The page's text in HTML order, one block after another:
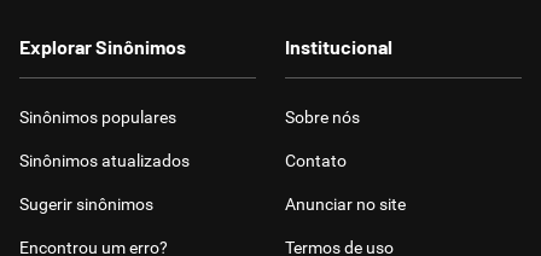
Explorar Sinônimos
Sinônimos populares
Sinônimos atualizados
Sugerir sinônimos
Encontrou um erro?
Institucional
Sobre nós
Contato
Anunciar no site
Termos de uso